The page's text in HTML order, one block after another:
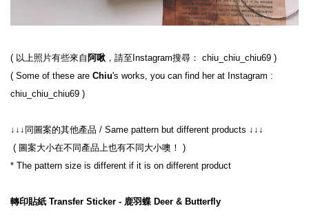
( 以上照片有些來自 阿啾 ，請至Instagram搜尋： chiu_chiu_chiu69 )
( Some of these are Chiu's works, you can find her at Instagram :
( 圖案大小在不同產品上也有不同大小噢！ )
轉印貼紙 Transfer Sticker - 鹿羽蝶 Deer & Butterfly